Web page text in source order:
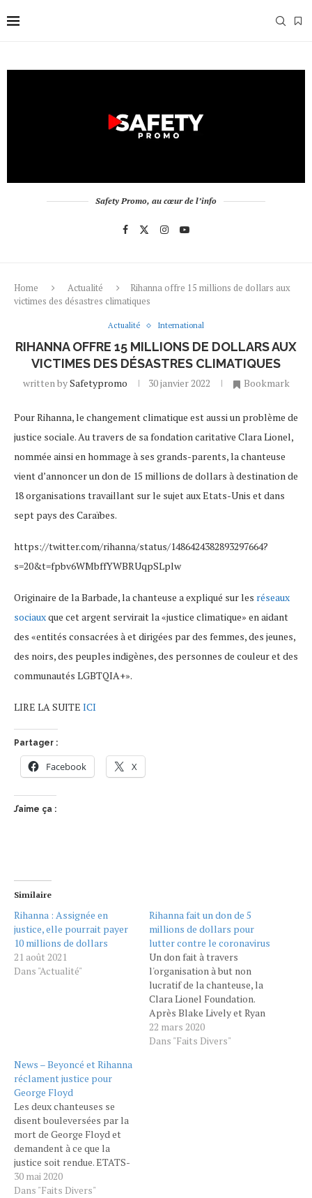
Safety Promo, au cœur de l’info
Home Actualité
Rihanna offre 15 millions de dollars aux
victimes des désastres climatiques
Actualité International
RIHANNA OFFRE 15 MILLIONS DE DOLLARS AUX
VICTIMES DES DÉSASTRES CLIMATIQUES
written bySafetypromo 30 janvier 2022 Bookmark
Pour Rihanna, le changement climatique est aussi un problème de
justice sociale. Au travers de sa fondation caritative Clara Lionel,
nommée ainsi en hommage à ses grands-parents, la chanteuse
vient d’annoncer un don de 15 millions de dollars à destination de
18 organisations travaillant sur le sujet aux Etats-Unis et dans
sept pays des Caraïbes.
https://twitter.com/rihanna/status/1486424382893297664?
s=20&t=fpbv6WMbffYWBRUqpSLplw
Originaire de la Barbade, la chanteuse a expliqué sur les réseaux
sociauxque cet argent servirait la «justice climatique» en aidant
des «entités consacrées à et dirigées par des femmes, des jeunes,
des noirs, des peuples indigènes, des personnes de couleur et des
communautés LGBTQIA+».
LIRE LA SUITE ICI
Partager :
Facebook X
J’aime ça :
Similaire
Rihanna : Assignée en
justice, elle pourrait payer
10 millions de dollars
21 août 2021
Dans "Actualité"
Rihanna fait un don de 5
millions de dollars pour
lutter contre le coronavirus
Un don fait à travers
l'organisation à but non
lucratif de la chanteuse, la
Clara Lionel Foundation.
Après Blake Lively et Ryan
Reynolds, Justin
Timberlake ou encore Lady
22 mars 2020
Dans "Faits Divers"
News – Beyoncé et Rihanna
réclament justice pour
George Floyd
Les deux chanteuses se
disent bouleversées par la
mort de George Floyd et
demandent à ce que la
justice soit rendue. ETATS-
UNIS - L’arrestation et
l’inculpation de Derak
30 mai 2020
Dans "Faits Divers"